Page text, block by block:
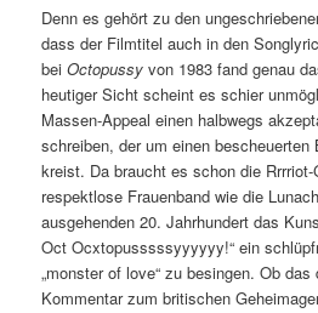
Denn es gehört zu den
dass der Filmtitel auch in den
beiOctopussy von 1983 fand genau
heutiger Sicht scheint es schier
Massen-Appeal einen halbwegs
schreiben, der um einen bescheuerten
kreist. Da braucht es schon die
respektlose Frauenband wie die
ausgehenden 20. Jahrhundert das
Oct Ocxtopusssssyyyyyy!“ ein
„monster of love“ zu besingen. Ob
Kommentar zum britischen